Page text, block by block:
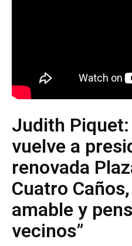
Judith
vuelve a
renovada
Cuatro
amable y
vecinos”